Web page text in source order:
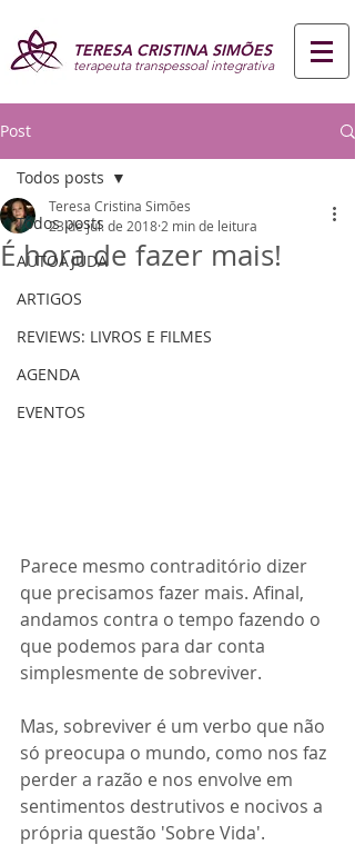
TERESA CRISTINA SIMÕES
terapeuta transpessoal integrativa
Post
Todos posts
AUTOAJUDA
ARTIGOS
REVIEWS: LIVROS E FILMES
AGENDA
EVENTOS
Todos posts
É hora de fazer mais!
Teresa Cristina Simões
23 de jul. de 2018 2 min de leitura
Parece mesmo contraditório dizer
que precisamos fazer mais. Afinal,
andamos contra o tempo fazendo o
que podemos para dar conta
simplesmente de sobreviver.
Mas, sobreviver é um verbo que não
só preocupa o mundo, como nos faz
perder a razão e nos envolve em
sentimentos destrutivos e nocivos a
própria questão 'Sobre Vida'.